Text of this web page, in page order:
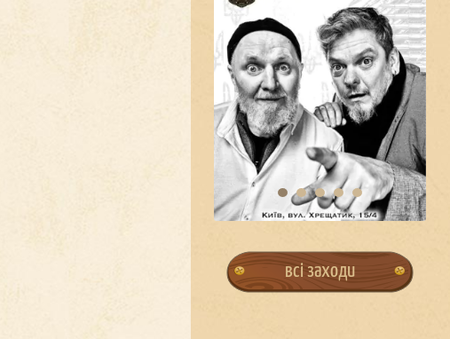
всі заходи